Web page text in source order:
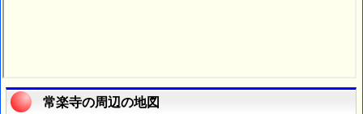
常楽寺の周辺の地図